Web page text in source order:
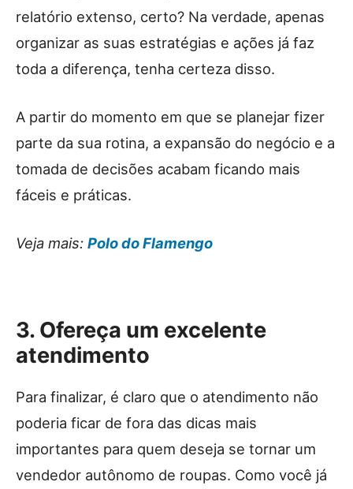
relatório extenso, certo? Na verdade, apenas
organizar as suas estratégias e ações já faz
toda a diferença, tenha certeza disso.
A partir do momento em que se planejar fizer
parte da sua rotina, a expansão do negócio e a
tomada de decisões acabam ficando mais
fáceis e práticas.
Veja mais: Polo do Flamengo
3. Ofereça um excelente
atendimento
Para finalizar, é claro que o atendimento não
poderia ficar de fora das dicas mais
importantes para quem deseja se tornar um
vendedor autônomo de roupas. Como você já